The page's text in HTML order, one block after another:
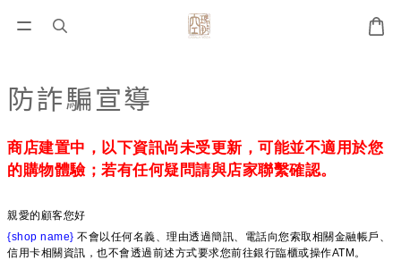
防詐騙宣導
商店建置中，以下資訊尚未受更新，可能並不適用於您
的購物體驗；若有任何疑問請與店家聯繫確認。
親愛的顧客您好
{shop name} 不會以任何名義、理由透過簡訊、電話向您索取相關金融帳戶、
信用卡相關資訊，也不會透過前述方式要求您前往銀行臨櫃或操作ATM。